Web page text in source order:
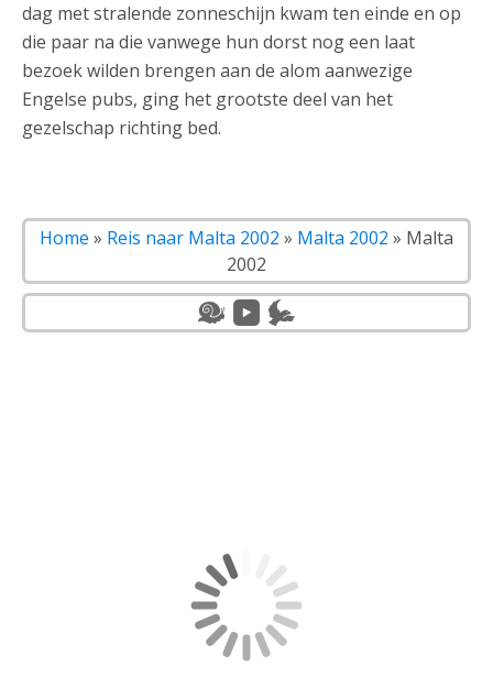
dag met stralende zonneschijn kwam ten einde en op
die paar na die vanwege hun dorst nog een laat
bezoek wilden brengen aan de alom aanwezige
Engelse pubs, ging het grootste deel van het
gezelschap richting bed.
Home » Reis naar Malta 2002 » Malta 2002 » Malta
2002